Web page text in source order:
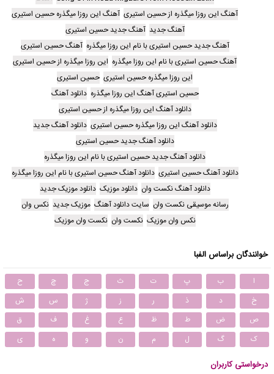
آهنگ این روزا میگذره از حسین استیری آهنگ این روزا میگذره حسین استیری
آهنگ جدید آهنگ جدید حسین استیری
آهنگ جدید حسین استیری با نام این روزا میگذره آهنگ حسین استیری
آهنگ حسین استیری با نام این روزا میگذره این روزا میگذره از حسین استیری
این روزا میگذره حسین استیری حسین استیری
حسین استیری آهنگ این روزا میگذره دانلود آهنگ
دانلود آهنگ این روزا میگذره از حسین استیری
دانلود آهنگ این روزا میگذره حسین استیری دانلود آهنگ جدید
دانلود آهنگ جدید حسین استیری
دانلود آهنگ جدید حسین استیری با نام این روزا میگذره
دانلود آهنگ حسین استیری دانلود آهنگ حسین استیری با نام این روزا میگذره
دانلود آهنگ نکست وان دانلود موزیک دانلود موزیک جدید
رسانه موسیقی نکست وان سایت دانلود آهنگ موزیک جدید نکس وان
نکس وان موزیک نکست وان نکست وان موزیک
خوانندگان براساس الفبا
ا ب پ ت ث ج چ
ح
خ
د ذ ر ز ژ س
ش
ص
ض ط ظ ع غ ف
ق
ک
گ ل م ن و ه ی
درخواستی کاربران